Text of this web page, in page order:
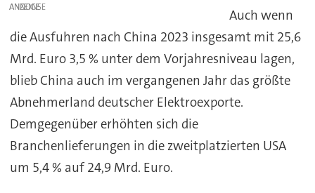
ANZEIGE
Auch wenn
die Ausfuhren nach China 2023 insgesamt mit 25,6
Mrd. Euro 3,5 % unter dem Vorjahresniveau lagen,
blieb China auch im vergangenen Jahr das größte
Abnehmerland deutscher Elektroexporte.
Demgegenüber erhöhten sich die
Branchenlieferungen in die zweitplatzierten USA
um 5,4 % auf 24,9 Mrd. Euro.